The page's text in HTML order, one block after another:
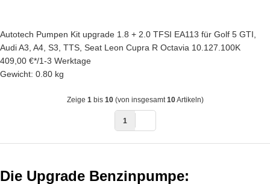
Autotech Pumpen Kit upgrade 1.8 + 2.0 TFSI EA113 für Golf 5 GTI,
Audi A3, A4, S3, TTS, Seat Leon Cupra R Octavia 10.127.100K
409,00 €*/1-3 Werktage
Gewicht: 0.80 kg
Zeige 1bis 10(von insgesamt10Artikeln)
1
Die Upgrade Benzinpumpe: